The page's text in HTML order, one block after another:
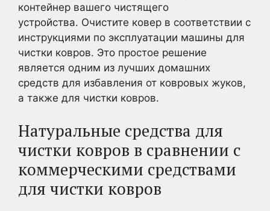
контейнер вашего чистящего
устройства. Очистите ковер в соответствии с
инструкциями по эксплуатации машины для
чистки ковров. Это простое решение
является одним из лучших домашних
средств для избавления от ковровых жуков,
а также для чистки ковров.
Натуральные средства для
чистки ковров в сравнении с
коммерческими средствами
для чистки ковров